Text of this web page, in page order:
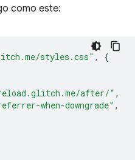
como este:
styles.css" ,
{
after/" ,
when-downgrade" ,